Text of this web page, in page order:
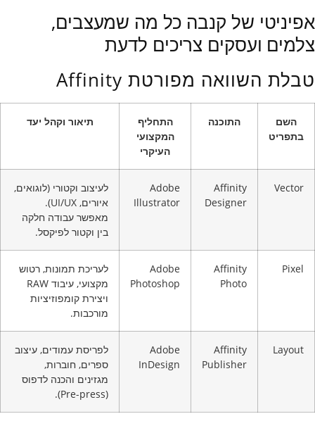
אפיניטי של קנבה כל מה שמעצבים,
צלמים ועסקים צריכים לדעת
טבלת השוואה מפורטת Affinity
השם
בתפריט
התוכנה
התחליף
המקצועי
העיקרי
תיאור וקהל יעד
Vector
Affinity
Designer
Adobe
Illustrator
לעיצוב וקטורי (לוגואים,
איורים, UI/UX).
מאפשר עבודה חלקה
בין וקטור לפיקסל.
Pixel
Affinity
Photo
Adobe
Photoshop
לעריכת תמונות, רטוש
מקצועי, עיבוד RAW
ויצירת קומפוזיציות
מורכבות.
Layout
Affinity
Publisher
Adobe
InDesign
לפריסת עמודים, עיצוב
ספרים, חוברות,
מגזינים והכנה לדפוס
(Pre-press).